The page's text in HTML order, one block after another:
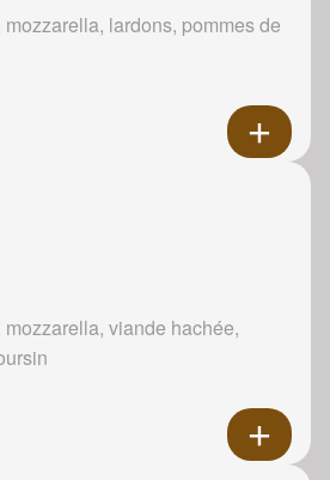
lardons, pommes de
viande hachée,